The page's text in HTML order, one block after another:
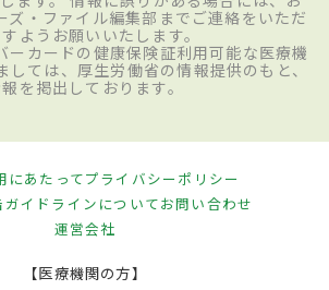
ズ・ファイル編集部までご連絡をいただ
ようお願いいたします。
ーカードの健康保険証利用可能な医療機
しては、厚生労働省の情報提供のもと、
を掲出しております。
にあたってプライバシーポリシー
ガイドラインについてお問い合わせ
運営会社
【医療機関の方】